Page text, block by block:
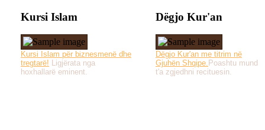
Kursi Islam
Kursi Islam për biznesmenë dhe
tregtarë! Ligjërata nga
hoxhallarë eminent.
Dëgjo Kur'an
Dëgjo Kur'an me titrim në
Gjuhën Shqipe. Poashtu mund
t'a zgjedhni recituesin.